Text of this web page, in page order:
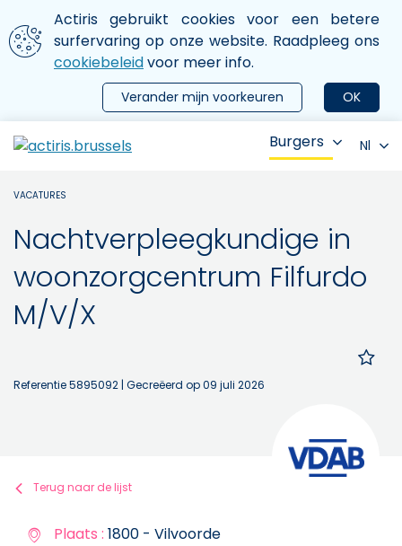
Aller au contenu principal
We gebruiken cookies
Actiris gebruikt cookies voor een betere
surfervaring op onze website. Raadpleeg ons
cookiebeleidvoor meer info.
OK
Verander mijn voorkeuren
le menu
Burgers Nl
VACATURES
Nachtverpleegkundige in
woonzorgcentrum Filfurdo
M/V/X
Referentie 5895092 | Gecreëerd op 09 juli 2026
Terug naar de lijst
Plaats : 1800 - Vilvoorde